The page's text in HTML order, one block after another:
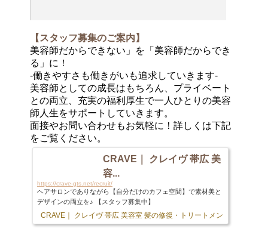
【スタッフ募集のご案内】
美容師だからできない」を「美容師だからでき
る」に！
-働きやすさも働きがいも追求していきます-
美容師としての成長はもちろん、プライベート
との両立、充実の福利厚生で一人ひとりの美容
師人生をサポートしていきます。
面接やお問い合わせもお気軽に！詳しくは下記
をご覧ください。
CRAVE｜ クレイヴ 帯広 美
容...
https://crave-gts.net/recruit/
ヘアサロンでありながら【自分だけのカフェ空間】で素材美と
デザインの両立を♪ 【スタッフ募集中】
CRAVE｜ クレイヴ 帯広 美容室 髪の修復・トリートメント専門店